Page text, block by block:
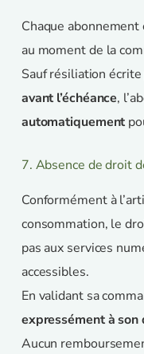
Chaque
au moment de la
Sauf résiliation
avant l’échéance,
automatiquement
7. Absence de droit
Conformément à
consommation, le
pas aux services
accessibles.
En validant sa
expressément à
Aucun